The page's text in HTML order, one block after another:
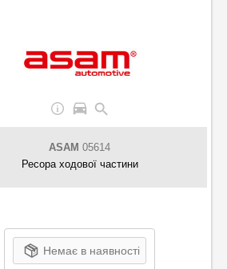
ASAM 05614
Ресора ходової частини
Немає в наявності